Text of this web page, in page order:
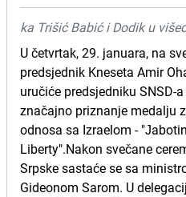
ka Trišić Babić i Dodik u
U četvrtak, 29. januara, na
predsjednik Kneseta Amir
uručiće predsjedniku SNSD-
značajno priznanje medalju
odnosa sa Izraelom -
Liberty".Nakon svečane
Srpske sastaće se sa
Gideonom Sarom. U